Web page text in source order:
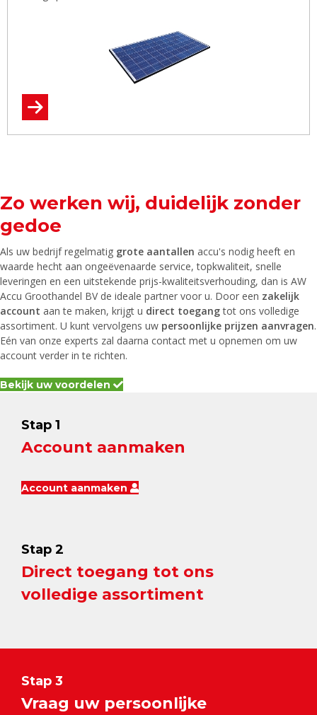
Zo werken wij, duidelijk zonder
gedoe
Als uw bedrijf regelmatig grote aantallen accu's nodig heeft en
waarde hecht aan ongeëvenaarde service, topkwaliteit, snelle
leveringen en een uitstekende prijs-kwaliteitsverhouding, dan is AW
Accu Groothandel BV de ideale partner voor u. Door een zakelijk
account aan te maken, krijgt u direct toegangtot ons volledige
assortiment. U kunt vervolgens uw persoonlijke prijzen aanvragen.
Eén van onze experts zal daarna contact met u opnemen om uw
account verder in te richten.
Bekijk uw voordelen
Stap 1
Account aanmaken
Account aanmaken
Stap 2
Direct toegang tot ons
volledige assortiment
Stap 3
Vraag uw persoonlijke